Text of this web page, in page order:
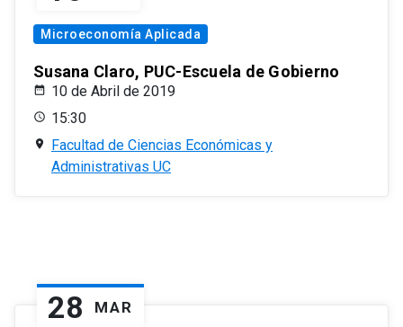
Microeconomía Aplicada
Susana Claro, PUC-Escuela de Gobierno
10 de Abril de 2019
15:30
Facultad de Ciencias Económicas y
Administrativas UC
28 MAR